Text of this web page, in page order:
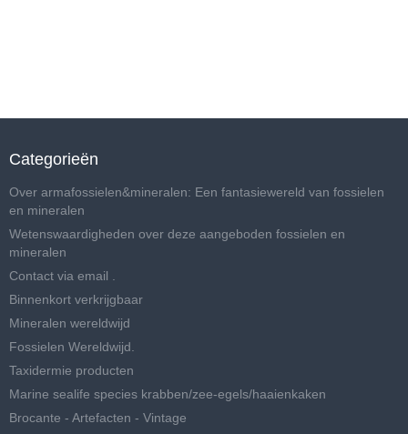
Categorieën
Over armafossielen&mineralen: Een fantasiewereld van fossielen
en mineralen
Wetenswaardigheden over deze aangeboden fossielen en
mineralen
Contact via email .
Binnenkort verkrijgbaar
Mineralen wereldwijd
Fossielen Wereldwijd.
Taxidermie producten
Marine sealife species krabben/zee-egels/haaienkaken
Brocante - Artefacten - Vintage